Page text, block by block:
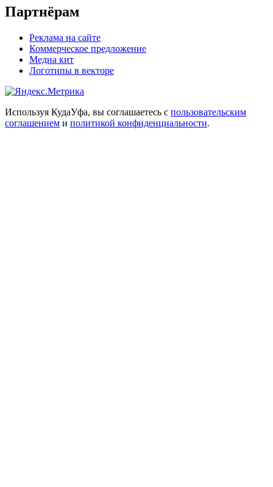
Партнёрам
Реклама на сайте
Коммерческое предложение
Медиа кит
Логотипы в векторе
Используя КудаУфа, вы соглашаетесь с пользовательским
соглашением и политикой конфиденциальности.